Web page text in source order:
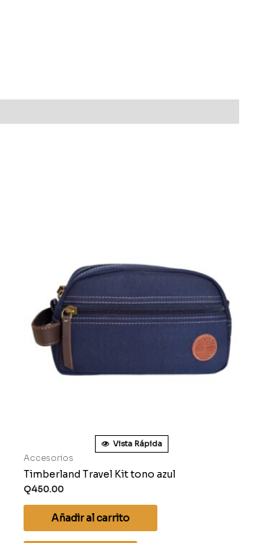
Vista Rápida
Accesorios
Timberland Travel Kit tono azul
Q450.00
Añadir al carrito